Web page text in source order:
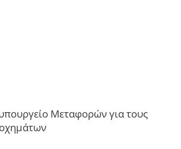
Μεταφορών για τους